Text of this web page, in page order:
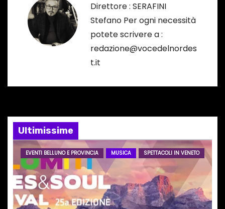
n
e
a
r
t
i
Direttore : SERAFINI
Stefano Per ogni necessità
potete scrivere a :
redazione@vocedelnordes
t.it
Ultimissime
EVENTI BELLUNO E PROVINCIA MUSICA SPETTACOLI IN VENETO